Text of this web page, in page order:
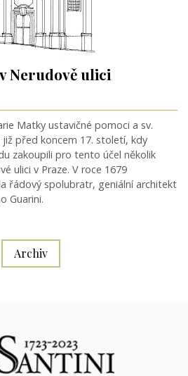
Nerudově ulici
Matky ustavičné pomoci a sv.
před koncem 17. století, kdy
zakoupili pro tento účel několik
ulici v Praze. V roce 1679
řádový spolubratr, geniální architekt
Guarini.
Archiv